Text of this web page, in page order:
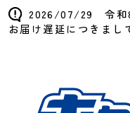
2026/07/29 令和8
お届け遅延につきまし